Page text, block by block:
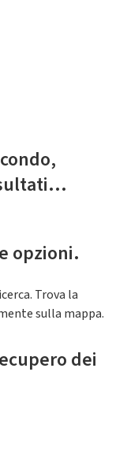
opzioni.
Trova la
sulla mappa.
dei